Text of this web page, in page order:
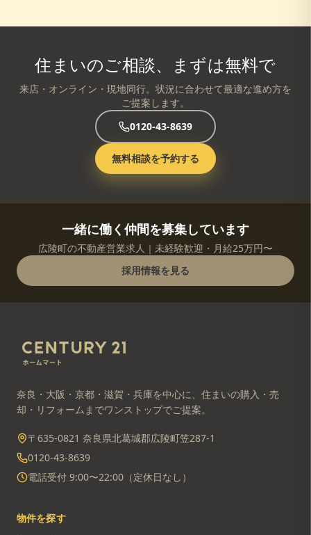
住まいのご相談、まずは無料で
来店・オンライン・現地同行。状況に合わせて最適な進め方を
ご提案します。
0120-43-8639
無料相談を予約する
一緒に働く仲間を募集しています
広陵町の不動産営業求人｜未経験歓迎・月給25万円〜
採用情報を見る
奈良・大阪・京都・滋賀・兵庫を中心に、住まいの購入・売
却・リフォームまでワンストップでご提案。
〒635-0821 奈良県北葛城郡広陵町笠287-1
0120-43-8639
電話受付 9:00〜22:00（定休日なし）
物件を探す